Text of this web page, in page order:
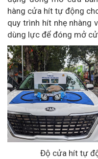
hàng cửa hít tự động
quy trình hít nhẹ nhàng
dùng lực để đóng mở
Độ cửa hít tự